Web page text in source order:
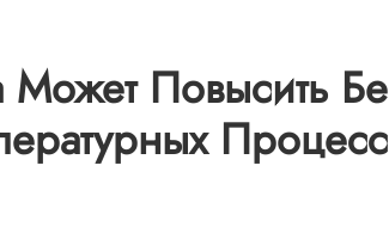
Может Повысить